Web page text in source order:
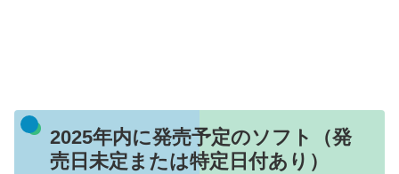
2025年内に発売予定のソフト（発
売日未定または特定日付あり）